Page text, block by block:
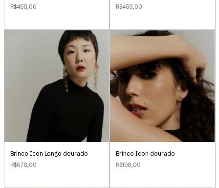
R$458,00
R$458,00
Brinco Icon Longo dourado
R$678,00
Brinco Icon dourado
R$198,00